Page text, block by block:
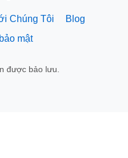
Chúng Tôi
Blog
mật
được bảo lưu.